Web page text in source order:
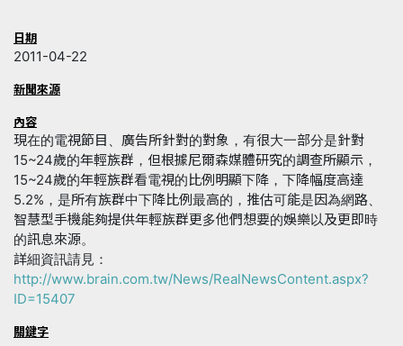
日期
2011-04-22
新聞來源
內容
現在的電視節目、廣告所針對的對象，有很大一部分是針對
15~24歲的年輕族群，但根據尼爾森媒體研究的調查所顯示，
15~24歲的年輕族群看電視的比例明顯下降，下降幅度高達
5.2%，是所有族群中下降比例最高的，推估可能是因為網路、
智慧型手機能夠提供年輕族群更多他們想要的娛樂以及更即時
的訊息來源。
詳細資訊請見：
http://www.brain.com.tw/News/RealNewsContent.aspx?
ID=15407
關鍵字